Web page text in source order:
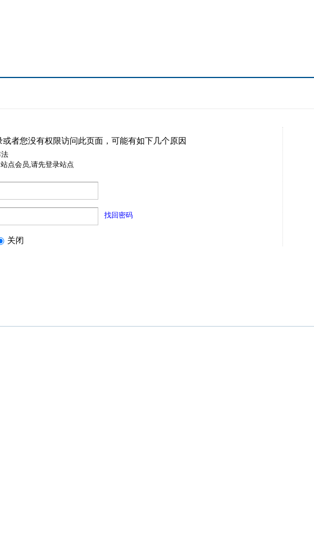
或者您没有权限访问此页面，可能有如下几个原因
点会员,请先登录站点
找回密码
关闭